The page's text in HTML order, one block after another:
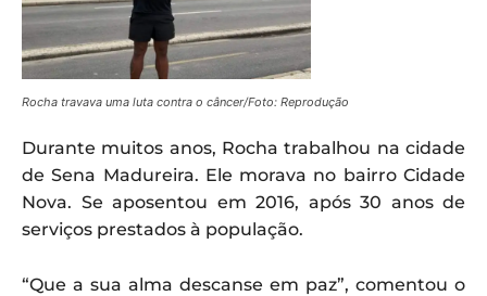
Rocha travava uma luta contra o câncer/Foto: Reprodução
Durante muitos anos, Rocha trabalhou na cidade
de Sena Madureira. Ele morava no bairro Cidade
Nova. Se aposentou em 2016, após 30 anos de
serviços prestados à população.
“Que a sua alma descanse em paz”, comentou o